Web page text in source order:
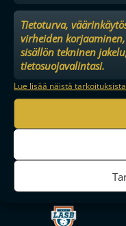
Tietoturva,
virheiden
sisällön tekninen
tietosuojavalintasi.
Lue lisää näistä tarkoituksista
TPS